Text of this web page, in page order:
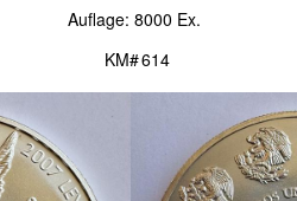
Auflage: 8000 Ex.
KM# 614